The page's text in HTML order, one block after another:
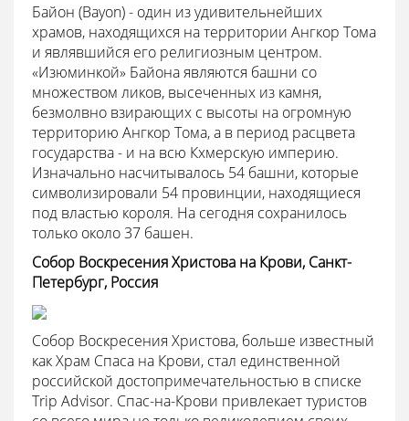
Байон (Bayon) - один из удивительнейших
храмов, находящихся на территории Ангкор Тома
и являвшийся его религиозным центром.
«Изюминкой» Байона являются башни со
множеством ликов, высеченных из камня,
безмолвно взирающих с высоты на огромную
территорию Ангкор Тома, а в период расцвета
государства - и на всю Кхмерскую империю.
Изначально насчитывалось 54 башни, которые
символизировали 54 провинции, находящиеся
под властью короля. На сегодня сохранилось
только около 37 башен.
Собор Воскресения Христова на Крови, Санкт-
Петербург, Россия
Собор Воскресения Христова, больше известный
как Храм Спаса на Крови, стал единственной
российской достопримечательностью в списке
Trip Advisor. Спас-на-Крови привлекает туристов